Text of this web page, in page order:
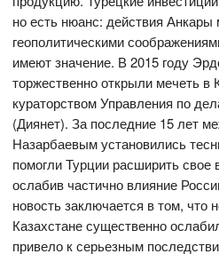
но есть нюанс: действия
геополитическими
имеют значение. В 2015 году
торжественно открыли мечеть в
кураторством Управления по
(Диянет). За последние 15 лет
Назарбаевым установились
помогли Турции расширить свое
ослабив частично влияние
новость заключается в том, что
Казахстане существенно
привело к серьезным